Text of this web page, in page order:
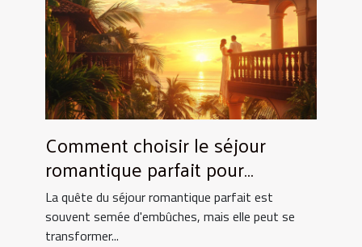
Comment choisir le séjour
romantique parfait pour
surprendre votre partenaire
La quête du séjour romantique parfait est
souvent semée d'embûches, mais elle peut se
transformer...